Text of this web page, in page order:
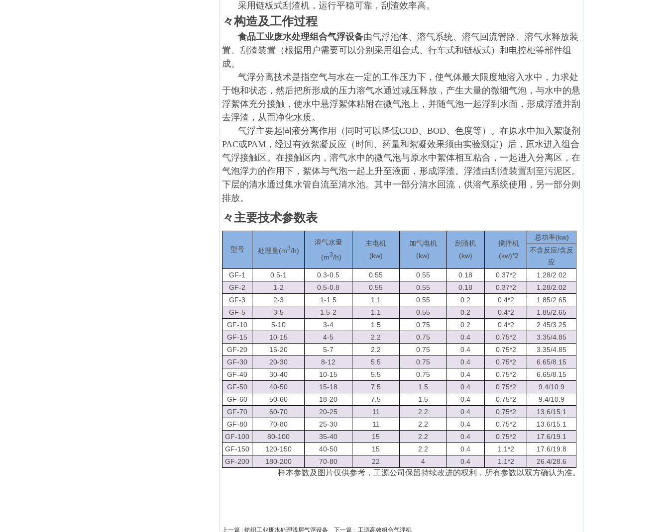
采用链板式刮渣机，运行平稳可靠，刮渣效率高。
々构造及工作过程
食品工业废水处理组合气浮设备由气浮池体、溶气系统、溶气回流管路、溶气水释放装
置、刮渣装置（根据用户需要可以分别采用组合式、行车式和链板式）和电控柜等部件组
成。
气浮分离技术是指空气与水在一定的工作压力下，使气体最大限度地溶入水中，力求处
于饱和状态，然后把所形成的压力溶气水通过减压释放，产生大量的微细气泡，与水中的悬
浮絮体充分接触，使水中悬浮絮体粘附在微气泡上，并随气泡一起浮到水面，形成浮渣并刮
去浮渣，从而净化水质。
气浮主要起固液分离作用（同时可以降低COD、BOD、色度等）。在原水中加入絮凝剂
PAC或PAM，经过有效絮凝反应（时间、药量和絮凝效果须由实验测定）后，原水进入组合
气浮接触区。在接触区内，溶气水中的微气泡与原水中絮体相互粘合，一起进入分离区，在
气泡浮力的作用下，絮体与气泡一起上升至液面，形成浮渣。浮渣由刮渣装置刮至污泥区。
下层的清水通过集水管自流至清水池。其中一部分清水回流，供溶气系统使用，另一部分则
排放。
々主要技术参数表
型号 处理量(m3/h)
溶气水量
(m3/h)
主电机
(kw)
加气电机
(kw)
刮渣机
(kw)
搅拌机
(kw)*2
总功率(kw)
不含反应/含反
应
GF-1 0.5-1 0.3-0.5 0.55 0.55 0.18 0.37*2
1.28/2.02
GF-2
1-2 0.5-0.8 0.55 0.55 0.18 0.37*2
1.28/2.02
GF-3
2-3 1-1.5 1.1 0.55 0.2 0.4*2
1.85/2.65
GF-5
3-5 1.5-2 1.1 0.55 0.2 0.4*2
1.85/2.65
GF-10
5-10 3-4 1.5 0.75 0.2 0.4*2
2.45/3.25
GF-15
10-15 4-5 2.2 0.75 0.4 0.75*2
3.35/4.85
GF-20
15-20 5-7 2.2 0.75 0.4 0.75*2
3.35/4.85
GF-30
20-30 8-12 5.5 0.75 0.4 0.75*2
6.65/8.15
GF-40
30-40 10-15 5.5 0.75 0.4 0.75*2
6.65/8.15
GF-50
40-50 15-18 7.5 1.5 0.4 0.75*2
9.4/10.9
GF-60
50-60 18-20 7.5 1.5 0.4 0.75*2
9.4/10.9
GF-70
60-70 20-25 11 2.2 0.4 0.75*2
13.6/15.1
GF-80
70-80 25-30 11 2.2 0.4 0.75*2
13.6/15.1
GF-100
80-100 35-40 15 2.2 0.4 0.75*2
17.6/19.1
GF-150
120-150 40-50 15 2.2 0.4 1.1*2
17.6/19.8
GF-200
180-200 70-80 22 4 0.4 1.1*2 26.4/28.6
样本参数及图片仅供参考，工源公司保留持续改进的权利，所有参数以双方确认为准。
上一篇 : 纺织工业废水处理浅层气浮设备 下一篇 : 工源高效组合气浮机